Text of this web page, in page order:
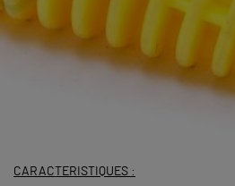
CARACTERISTIQUES :